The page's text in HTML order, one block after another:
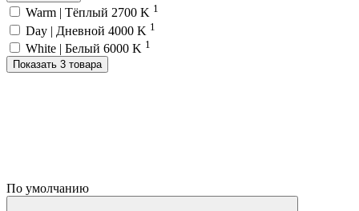
Warm | Тёплый 2700 K 1
Day | Дневной 4000 K 1
White | Белый 6000 K 1
Показать 3 товара
По умолчанию